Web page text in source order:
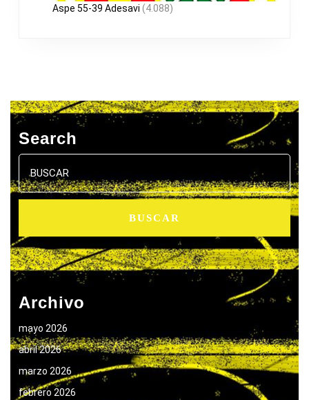
Aspe 55-39 Adesavi (4.088)
Search
Buscar:
Archivo
mayo 2026
abril 2026
marzo 2026
febrero 2026